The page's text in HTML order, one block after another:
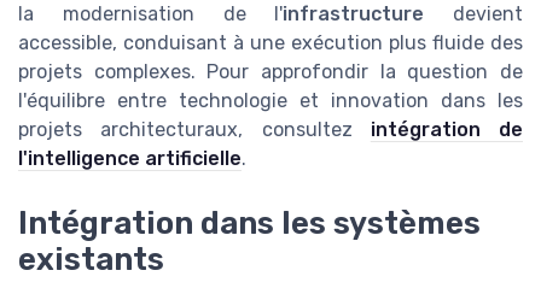
la modernisation de l'infrastructure devient
accessible, conduisant à une exécution plus fluide des
projets complexes. Pour approfondir la question de
l'équilibre entre technologie et innovation dans les
projets architecturaux, consultez intégration de
l'intelligence artificielle.
Intégration dans les systèmes
existants